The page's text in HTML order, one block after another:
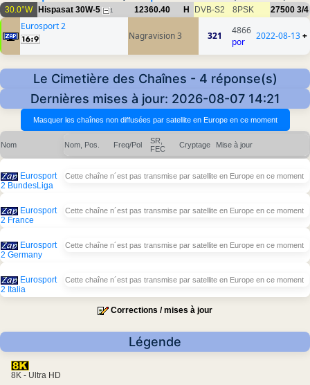
30.0°W Hispasat 30W-5 1 12360.40 H DVB-S2 8PSK 27500 3/4
Eurosport 2
Nagravision 3
321
4866
por
2022-08-13+
Le Cimetière des Chaînes - 4 réponse(s)
Dernières mises à jour: 2026-08-07 14:21
Nom Nom, Pos. Freq/Pol
SR,
FEC
Cryptage Mise à jour
Eurosport
2 BundesLiga
Cette chaîne n´est pas transmise par satellite en Europe en ce moment
Eurosport
2 France
Cette chaîne n´est pas transmise par satellite en Europe en ce moment
Eurosport
2 Germany
Cette chaîne n´est pas transmise par satellite en Europe en ce moment
Eurosport
2 Italia
Cette chaîne n´est pas transmise par satellite en Europe en ce moment
Corrections / mises à jour
Légende
8K - Ultra HD